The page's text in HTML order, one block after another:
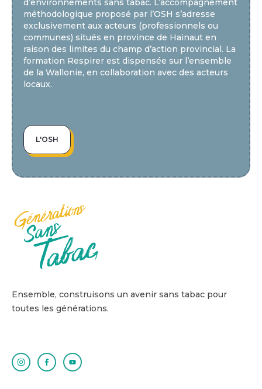
d’environnements sans tabac. L’accompagnement
méthodologique proposé par l’OSH s’adresse
exclusivement aux acteurs (professionnels ou
communes) situés en province de Hainaut en
raison des limites du champ d’action provincial. La
formation Respirer est dispensée sur l’ensemble
de la Wallonie, en collaboration avec des acteurs
locaux.
L'OSH
Ensemble, construisons un avenir sans tabac pour
toutes les générations.